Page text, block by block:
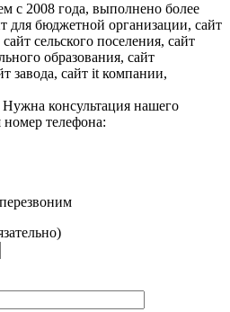
с 2008 года, выполнено более
для бюджетной организации, сайт
сельского поселения, сайт
образования, сайт
завода, сайт it компании,
Нужна консультация нашего
телефона: